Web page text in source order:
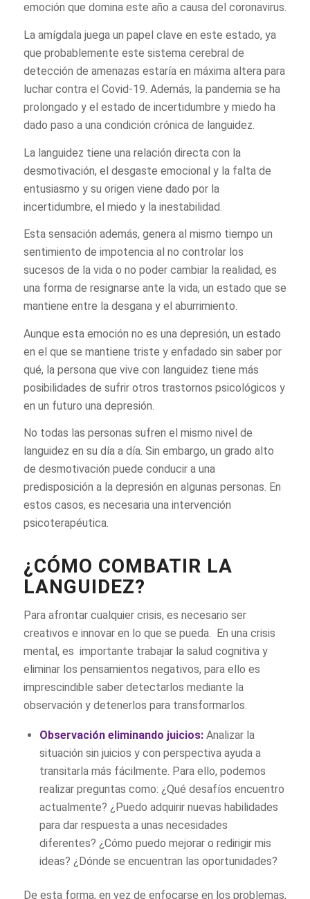
emoción que domina este año a causa del coronavirus.
La amígdala juega un papel clave en este estado, ya
que probablemente este sistema cerebral de
detección de amenazas estaría en máxima altera para
luchar contra el Covid-19. Además, la pandemia se ha
prolongado y el estado de incertidumbre y miedo ha
dado paso a una condición crónica de languidez.
La languidez tiene una relación directa con la
desmotivación, el desgaste emocional y la falta de
entusiasmo y su origen viene dado por la
incertidumbre, el miedo y la inestabilidad.
Esta sensación además, genera al mismo tiempo un
sentimiento de impotencia al no controlar los
sucesos de la vida o no poder cambiar la realidad, es
una forma de resignarse ante la vida, un estado que se
mantiene entre la desgana y el aburrimiento.
Aunque esta emoción no es una depresión, un estado
en el que se mantiene triste y enfadado sin saber por
qué, la persona que vive con languidez tiene más
posibilidades de sufrir otros trastornos psicológicos y
en un futuro una depresión.
No todas las personas sufren el mismo nivel de
languidez en su día a día. Sin embargo, un grado alto
de desmotivación puede conducir a una
predisposición a la depresión en algunas personas. En
estos casos, es necesaria una intervención
psicoterapéutica.
¿CÓMO COMBATIR LA
LANGUIDEZ?
Para afrontar cualquier crisis, es necesario ser
creativos e innovar en lo que se pueda. En una crisis
mental, es importante trabajar la salud cognitiva y
eliminar los pensamientos negativos, para ello es
imprescindible saber detectarlos mediante la
observación y detenerlos para transformarlos.
Observación eliminando juicios:Analizar la
situación sin juicios y con perspectiva ayuda a
transitarla más fácilmente. Para ello, podemos
realizar preguntas como: ¿Qué desafíos encuentro
actualmente? ¿Puedo adquirir nuevas habilidades
para dar respuesta a unas necesidades
diferentes? ¿Cómo puedo mejorar o redirigir mis
ideas? ¿Dónde se encuentran las oportunidades?
De esta forma, en vez de enfocarse en los problemas,